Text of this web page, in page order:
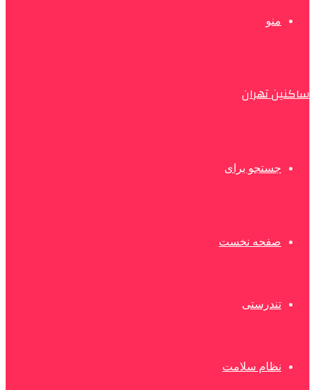
منو
ساکنین تهران
جستجو برای
صفحه نخست
تندرستی
نظام سلامت